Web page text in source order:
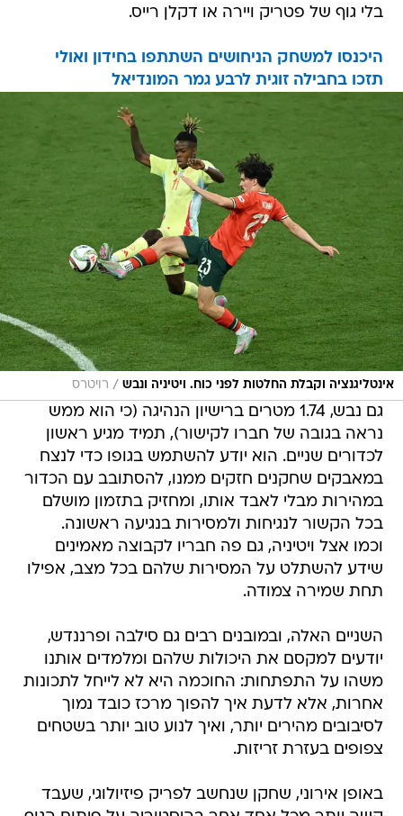
בלי גוף של פטריק ויירה או דקלן רייס.
היכנסו למשחק הניחושים השתתפו בחידון ואולי
תזכו בחבילה זוגית לרבע גמר המונדיאל
אינטליגנציה וקבלת החלטות לפני כוח. ויטיניה ונבש / רויטרס
גם נבש, 1.74 מטרים ברישיון הנהיגה (כי הוא ממש
נראה בגובה של חברו לקישור), תמיד מגיע ראשון
לכדורים שניים. הוא יודע להשתמש בגופו כדי לנצח
במאבקים שחקנים חזקים ממנו, להסתובב עם הכדור
במהירות מבלי לאבד אותו, ומחזיק בתזמון מושלם
בכל הקשור לנגיחות ולמסירות בנגיעה ראשונה.
וכמו אצל ויטיניה, גם פה חבריו לקבוצה מאמינים
שידע להשתלט על המסירות שלהם בכל מצב, אפילו
תחת שמירה צמודה.
השניים האלה, ובמובנים רבים גם סילבה ופרננדש,
יודעים למקסם את היכולות שלהם ומלמדים אותנו
משהו על התפתחות: החוכמה היא לא לייחל לתכונות
אחרות, אלא לדעת איך להפוך מרכז כובד נמוך
לסיבובים מהירים יותר, ואיך לנוע טוב יותר בשטחים
צפופים בעזרת זריזות.
באופן אירוני, שחקן שנחשב לפריק פיזיולוגי, שעבד